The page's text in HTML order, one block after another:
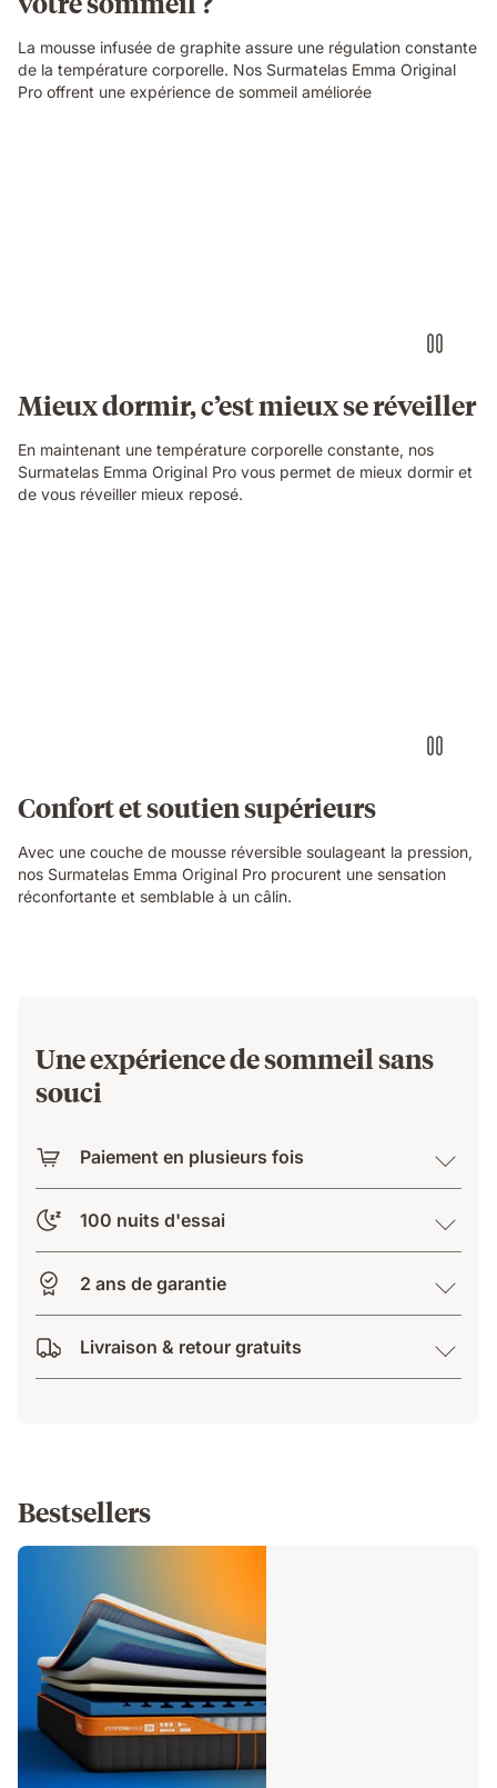
La mousse infusée de graphite assure une régulation constante
de la température corporelle. Nos Surmatelas Emma Original
Pro offrent une expérience de sommeil améliorée
Mieux dormir, c’est mieux se réveiller
En maintenant une température corporelle constante, nos
Surmatelas Emma Original Pro vous permet de mieux dormir et
de vous réveiller mieux reposé.
Confort et soutien supérieurs
Avec une couche de mousse réversible soulageant la pression,
nos Surmatelas Emma Original Pro procurent une sensation
réconfortante et semblable à un câlin.
Une expérience de sommeil sans
souci
Paiement en plusieurs fois
100 nuits d'essai
2 ans de garantie
Livraison & retour gratuits
Bestsellers